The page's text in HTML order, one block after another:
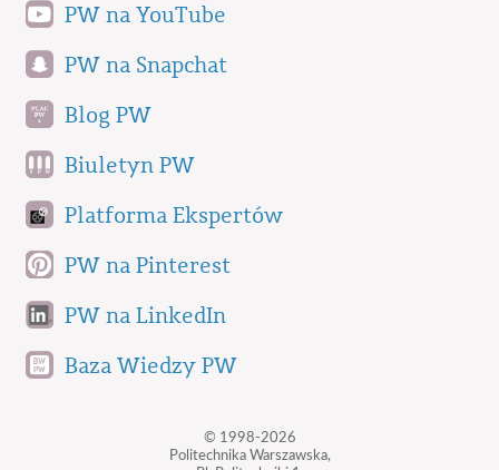
PW na YouTube
PW na Snapchat
Blog PW
Biuletyn PW
Platforma Ekspertów
PW na Pinterest
PW na LinkedIn
Baza Wiedzy PW
© 1998-2026
Politechnika Warszawska,